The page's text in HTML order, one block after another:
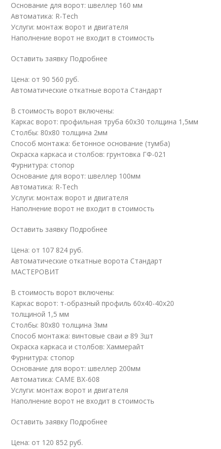
Основание для ворот: швеллер 160 мм
Автоматика: R-Tech
Услуги: монтаж ворот и двигателя
Наполнение ворот не входит в стоимость
Оставить заявку Подробнее
Цена: от 90 560 руб.
Автоматические откатные ворота Стандарт
В стоимость ворот включены:
Каркас ворот: профильная труба 60х30 толщина 1,5мм
Столбы: 80х80 толщина 2мм
Способ монтажа: бетонное основание (тумба)
Окраска каркаса и столбов: грунтовка ГФ-021
Фурнитура: стопор
Основание для ворот: швеллер 100мм
Автоматика: R-Tech
Услуги: монтаж ворот и двигателя
Наполнение ворот не входит в стоимость
Оставить заявку Подробнее
Цена: от 107 824 руб.
Автоматические откатные ворота Стандарт
МАСТЕРОВИТ
В стоимость ворот включены:
Каркас ворот: т-образный профиль 60х40-40х20
толщиной 1,5 мм
Столбы: 80х80 толщина 3мм
Способ монтажа: винтовые сваи ⌀ 89 3шт
Окраска каркаса и столбов: Хаммерайт
Фурнитура: стопор
Основание для ворот: швеллер 200мм
Автоматика: CAME BX-608
Услуги: монтаж ворот и двигателя
Наполнение ворот не входит в стоимость
Оставить заявку Подробнее
Цена: от 120 852 руб.